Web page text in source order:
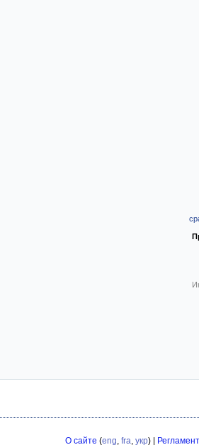
О сайте (eng, fra, укр) | Регламент